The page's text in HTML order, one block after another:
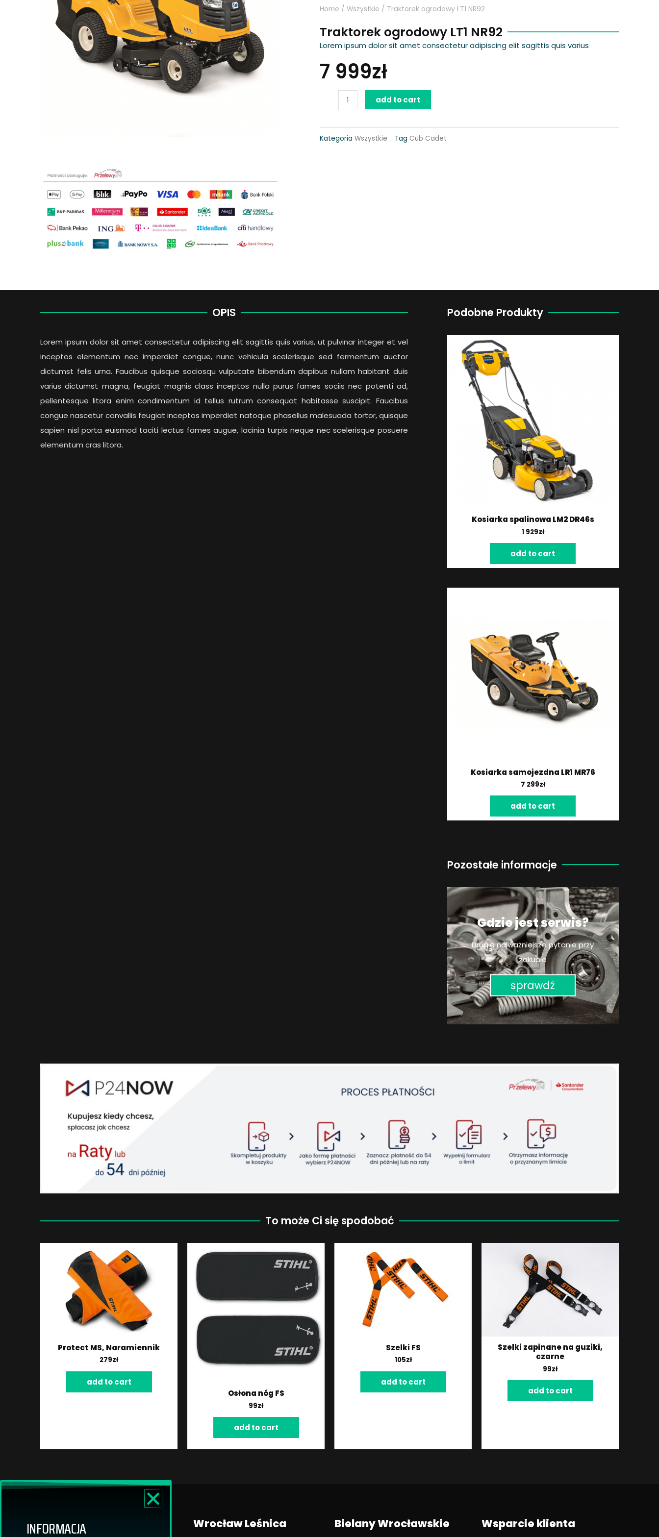
Home / Wszystkie / Traktorek ogrodowy LT1 NR92
Traktorek ogrodowy LT1 NR92
Lorem ipsum dolor sit amet consectetur adipiscing elit sagittis quis varius
7 999zł
Traktorek
ogrodowy
LT1
NR92
add to cart
Kategoria Wszystkie Tag Cub Cadet
OPIS
Lorem ipsum dolor sit amet consectetur adipiscing elit sagittis quis varius, ut pulvinar integer et vel
inceptos elementum nec imperdiet congue, nunc vehicula scelerisque sed fermentum auctor
dictumst felis urna. Faucibus quisque sociosqu vulputate bibendum dapibus nullam habitant duis
varius dictumst magna, feugiat magnis class inceptos nulla purus fames sociis nec potenti ad,
pellentesque litora enim condimentum id tellus rutrum consequat habitasse suscipit. Faucibus
congue nascetur convallis feugiat inceptos imperdiet natoque phasellus malesuada tortor, quisque
sapien nisl porta euismod taciti lectus fames augue, lacinia turpis neque nec scelerisque posuere
elementum cras litora.
Podobne Produkty
Kosiarka spalinowa LM2 DR46s
1 929zł
add to cart
Kosiarka samojezdna LR1 MR76
7 299zł
add to cart
Pozostałe informacje
Gdzie jest serwis?
Drugie najważniejsze pytanie przy
zakupie
sprawdź
To może Ci się spodobać
Protect MS, Naramiennik
279zł
add to cart
Osłona nóg FS
99zł
add to cart
Szelki FS
105zł
add to cart
Szelki zapinane na guziki,
czarne
99zł
add to cart
Wrocław Leśnica Bielany Wrocławskie Wsparcie klienta
INFORMACJA